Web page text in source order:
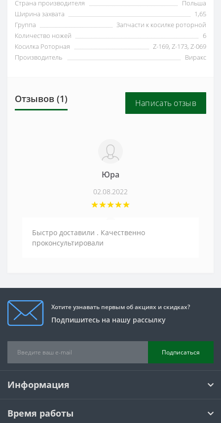
Страна производителя
Польша
Ширина захвата
1,65
Группа
Запчасти к косилке роторной
Количество ножей
6
Косилка Роторная
Z-169, Z-173, Z-069
Производитель
Виракс
Отзывов (1) Написать отзыв
Юра
02.08.2022
Быстро доставили . Качественно
проконсультировали
Хотите узнавать первым об акциях и скидках?
Подпишитесь на нашу рассылку
Подписаться
Информация
Время работы